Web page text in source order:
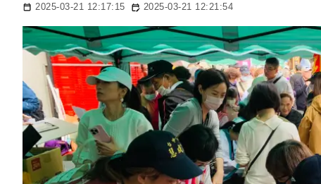
2025-03-21 12:17:15 2025-03-21 12:21:54